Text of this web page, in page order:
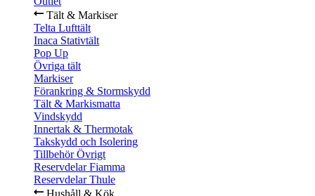
Tält & Markiser
Telta Lufttält
Inaca Stativtält
Pop Up
Övriga tält
Markiser
Förankring & Stormskydd
Tält & Markismatta
Vindskydd
Innertak & Thermotak
Takskydd och Isolering
Tillbehör Övrigt
Reservdelar Fiamma
Reservdelar Thule
Hushåll & Kök